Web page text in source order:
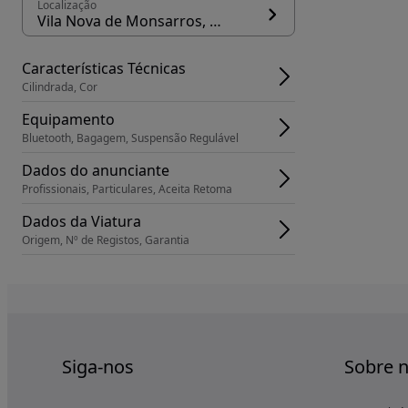
Localização
Vila Nova de Monsarros, concelho Anadia
Características Técnicas
Cilindrada, Cor
Equipamento
Bluetooth, Bagagem, Suspensão Regulável
Dados do anunciante
Profissionais, Particulares, Aceita Retoma
Dados da Viatura
Origem, Nº de Registos, Garantia
Siga-nos Sobre